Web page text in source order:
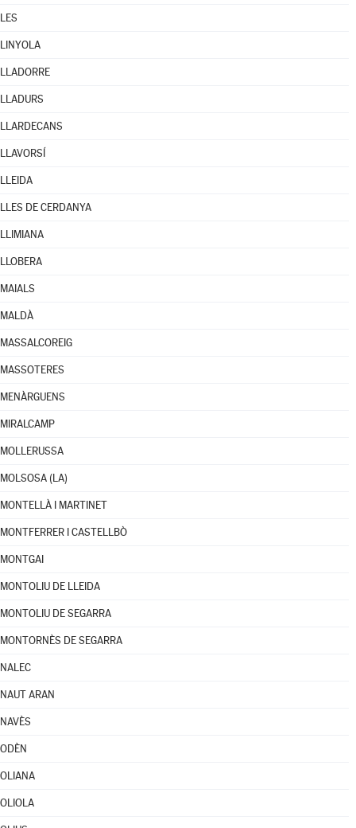
LES
LINYOLA
LLADORRE
LLADURS
LLARDECANS
LLAVORSÍ
LLEIDA
LLES DE CERDANYA
LLIMIANA
LLOBERA
MAIALS
MALDÀ
MASSALCOREIG
MASSOTERES
MENÀRGUENS
MIRALCAMP
MOLLERUSSA
MOLSOSA (LA)
MONTELLÀ I MARTINET
MONTFERRER I CASTELLBÒ
MONTGAI
MONTOLIU DE LLEIDA
MONTOLIU DE SEGARRA
MONTORNÈS DE SEGARRA
NALEC
NAUT ARAN
NAVÈS
ODÈN
OLIANA
OLIOLA